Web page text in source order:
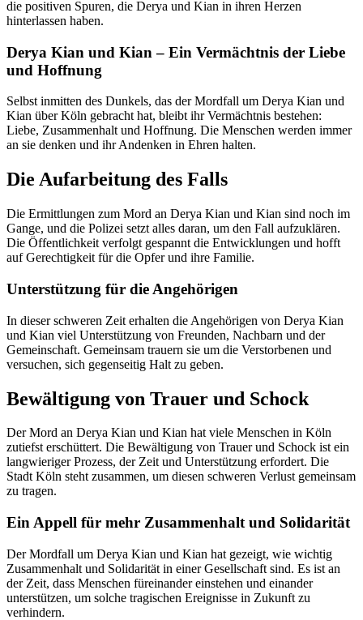
die positiven Spuren, die Derya und Kian in ihren Herzen
hinterlassen haben.
Derya Kian und Kian – Ein Vermächtnis der Liebe
und Hoffnung
Selbst inmitten des Dunkels, das der Mordfall um Derya Kian und
Kian über Köln gebracht hat, bleibt ihr Vermächtnis bestehen:
Liebe, Zusammenhalt und Hoffnung. Die Menschen werden immer
an sie denken und ihr Andenken in Ehren halten.
Die Aufarbeitung des Falls
Die Ermittlungen zum Mord an Derya Kian und Kian sind noch im
Gange, und die Polizei setzt alles daran, um den Fall aufzuklären.
Die Öffentlichkeit verfolgt gespannt die Entwicklungen und hofft
auf Gerechtigkeit für die Opfer und ihre Familie.
Unterstützung für die Angehörigen
In dieser schweren Zeit erhalten die Angehörigen von Derya Kian
und Kian viel Unterstützung von Freunden, Nachbarn und der
Gemeinschaft. Gemeinsam trauern sie um die Verstorbenen und
versuchen, sich gegenseitig Halt zu geben.
Bewältigung von Trauer und Schock
Der Mord an Derya Kian und Kian hat viele Menschen in Köln
zutiefst erschüttert. Die Bewältigung von Trauer und Schock ist ein
langwieriger Prozess, der Zeit und Unterstützung erfordert. Die
Stadt Köln steht zusammen, um diesen schweren Verlust gemeinsam
zu tragen.
Ein Appell für mehr Zusammenhalt und Solidarität
Der Mordfall um Derya Kian und Kian hat gezeigt, wie wichtig
Zusammenhalt und Solidarität in einer Gesellschaft sind. Es ist an
der Zeit, dass Menschen füreinander einstehen und einander
unterstützen, um solche tragischen Ereignisse in Zukunft zu
verhindern.